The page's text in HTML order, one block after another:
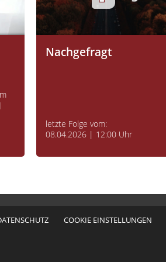
Nachgefragt
letzte Folge vom:
08.04.2026 | 12:00 Uhr
COOKIE EINSTELLUNGEN